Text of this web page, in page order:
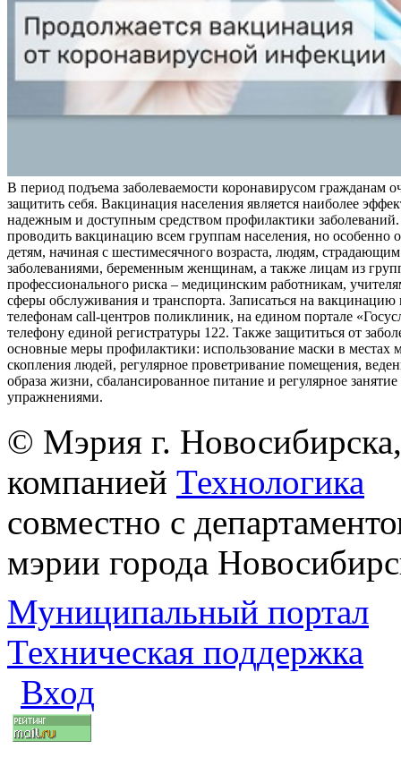
В период подъема заболеваемости коронавирусом гражданам
защитить себя. Вакцинация населения является наиболее
надежным и доступным средством профилактики заболеваний.
проводить вакцинацию всем группам населения, но особенно
детям, начиная с шестимесячного возраста, людям,
заболеваниями, беременным женщинам, а также лицам из
профессионального риска – медицинским работникам,
сферы обслуживания и транспорта. Записаться на
телефонам call-центров поликлиник, на едином портале
телефону единой регистратуры 122. Также защититься от
основные меры профилактики: использование маски в местах
скопления людей, регулярное проветривание помещения,
образа жизни, сбалансированное питание и регулярное
упражнениями.
© Мэрия г.
компанией Технологика
совместно с
мэрии города
Муниципальный портал
Техническая поддержка
Вход